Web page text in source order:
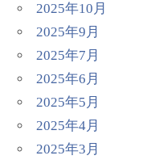
2025年10月
2025年9月
2025年7月
2025年6月
2025年5月
2025年4月
2025年3月